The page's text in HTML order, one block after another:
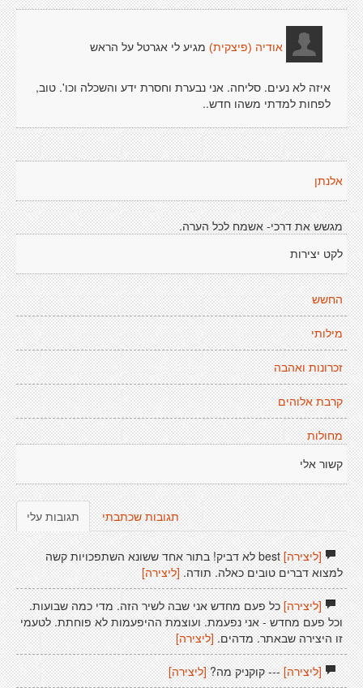
אודיה (פיצקית) מגיע לי אגרטל על הראש
איזה לא נעים. סליחה. אני נבערת וחסרת ידע והשכלה וכו'. טוב,
לפחות למדתי משהו חדש..
אלנתן
מגשש את דרכי- אשמח לכל הערה.
לקט יצירות
החשש
מילותי
זכרונות ואהבה
קרבת אלוהים
מחולות
קשור אלי
תגובות עלי תגובות שכתבתי
[ליצירה]
best לא דביק! בתור אחד ששונא השתפכויות קשה
למצוא דברים טובים כאלה. תודה. [ליצירה]
[ליצירה]כל פעם מחדש אני שבה לשיר הזה. מדי כמה שבועות.
וכל פעם מחדש - אני נפעמת. ועוצמת ההיפעמות לא פוחתת. לטעמי
זו היצירה שבאתר. מדהים. [ליצירה]
[ליצירה]--- קוקניק מה? [ליצירה]